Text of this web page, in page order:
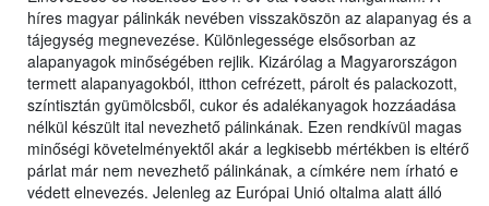
híres magyar pálinkák nevében visszaköszön az alapanyag és a
tájegység megnevezése. Különlegessége elsősorban az
alapanyagok minőségében rejlik. Kizárólag a Magyarországon
termett alapanyagokból, itthon cefrézett, párolt és palackozott,
színtisztán gyümölcsből, cukor és adalékanyagok hozzáadása
nélkül készült ital nevezhető pálinkának. Ezen rendkívül magas
minőségi követelményektől akár a legkisebb mértékben is eltérő
párlat már nem nevezhető pálinkának, a címkére nem írható e
védett elnevezés. Jelenleg az Európai Unió oltalma alatt álló